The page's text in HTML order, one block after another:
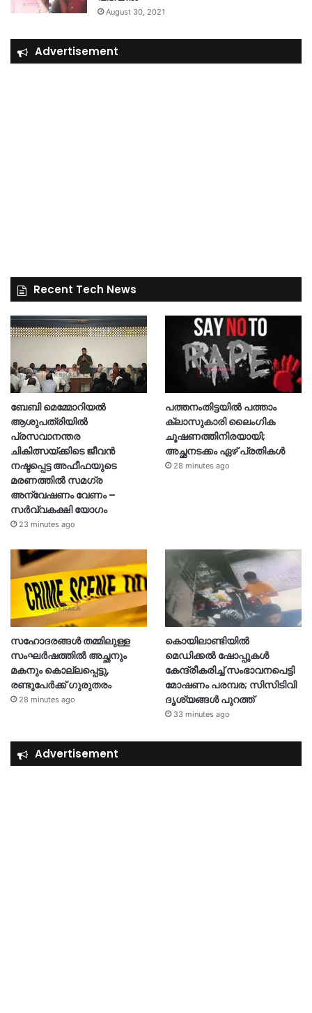
August 30, 2021
Advertisement
Recent Tech News
ബേബി മെമ്മോറിയൽ
ആശുപത്രിയിൽ
പ്രസവാനന്തര
ചികിത്സയ്ക്കിടെ ജീവൻ
നഷ്ടപ്പെട്ട അഫീഫയുടെ
മരണത്തിൽ സമഗ്ര
അന്വേഷണം വേണം –
സർവ്വകക്ഷി യോഗം
23 minutes ago
പത്തനംതിട്ടയിൽ പത്താം
ക്ലാസുകാരി ലൈംഗിക
ചൂഷണത്തിനിരയായി;
അച്ഛനടക്കം ഏഴ് പ്രതികള്‍
28 minutes ago
സഹോദരങ്ങൾ തമ്മിലുള്ള
സംഘർഷത്തിൽ അച്ഛനും
മകനും കൊല്ലപ്പെട്ടു,
രണ്ടുപേർക്ക് ഗുരുതരം
28 minutes ago
കൊയിലാണ്ടിയിൽ
മെഡിക്കൽ ഷോപ്പുകൾ
കേന്ദ്രീകരിച്ച് സംഭാവനപെട്ടി
മോഷണം പരമ്പര; സിസിടിവി
ദൃശ്യങ്ങൾ പുറത്ത്
33 minutes ago
Advertisement